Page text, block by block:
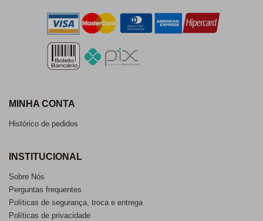
MINHA CONTA
Histórico de pedidos
INSTITUCIONAL
Sobre Nós
Perguntas frequentes
Políticas de segurança, troca e entrega
Políticas de privacidade